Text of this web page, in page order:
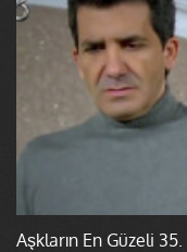
Aşkların En Güzeli